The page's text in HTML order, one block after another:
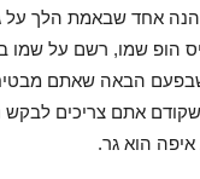
הנה אחד שבאמת הלך על
הופ שמו, רשם על שמו
הבאה שאתם
אתם צריכים
איפה הוא גר.